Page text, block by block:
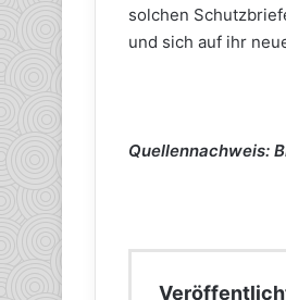
solchen
und sich auf ihr
Quellennachweis: